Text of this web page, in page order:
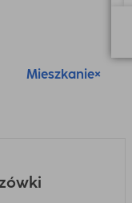
Mieszkanie